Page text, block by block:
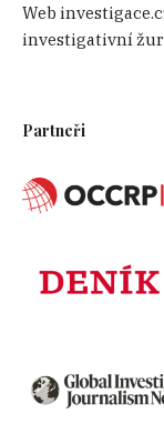
Web
investigativní
Partneři